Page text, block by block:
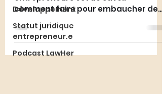
Développement
Statut juridique
entrepreneur.e
Podcast LawHer
comment faire pour embaucher des
salariés sans devoir faire face à des
coûts financie